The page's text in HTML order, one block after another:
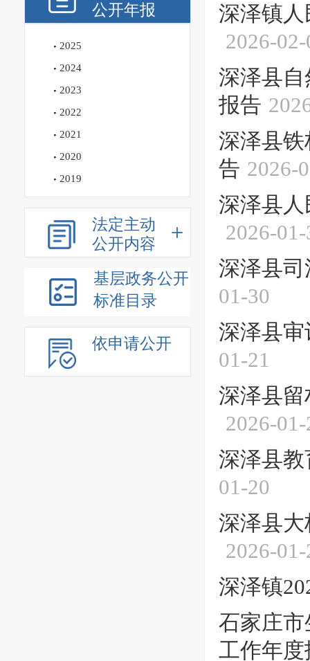
公开年报
2025
2024
2023
2022
2021
2020
2019
法定主动
公开内容
基层政务公开
标准目录
依申请公开
深泽镇人
2026-
深泽县
报告
深泽县
告 2026-
深泽县人
2026-
深泽县司
01-30
深泽县审
01-21
深泽县留
2026-
深泽县教
01-20
深泽县
2026-
深泽镇
石家庄市
工作年度